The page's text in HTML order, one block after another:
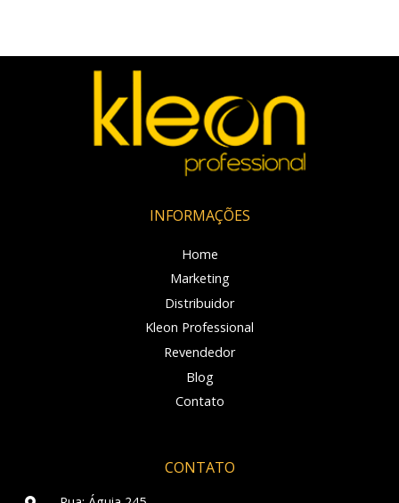
INFORMAÇÕES
Home
Marketing
Distribuidor
Kleon Professional
Revendedor
Blog
Contato
CONTATO